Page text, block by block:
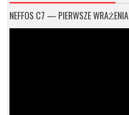
NEFFOS C7 — PIERWSZE WRAŻENIA